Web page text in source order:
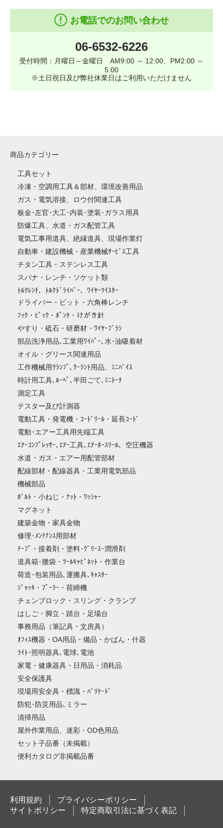
お電話でのお問い合わせ
06-6532-6226
受付時間：月曜日～金曜日 AM9:00 ～ 12:00、PM2:00 ～
5:00
※土日祝日及び弊社休業日はご利用いただけません
商品カテゴリー
工具セット
冷凍・空調用工具＆部材、環境改善用品
ガス・電気溶接、ロウ付関連工具
板金･左官･大工･内装･塗装･ガラス用具
防爆工具、水道・ガス配管工具
電気工事用道具、絶縁道具、現場作業灯
自動車・建設機械・産業機械ｻｰﾋﾞｽ工具
チタン工具・ステンレス工具
スパナ・レンチ・ソケット類
ﾄﾙｸﾚﾝﾁ、ﾄﾙｸﾄﾞﾗｲﾊﾞｰ、ﾜｲﾔｰﾂｲｽﾀｰ
ドライバー・ビット・六角棒レンチ
ﾌｯｸ・ﾋﾟｯｸ・ﾎﾟﾝﾁ・けがき針
やすり・砥石・研磨材・ﾜｲﾔｰﾌﾞﾗｼ
部品洗浄用品､工業用ﾜｲﾊﾟｰ､水･油吸着材
オイル・グリース関連用品
工作機械用ｸﾗﾝﾌﾟ､ｸｰﾗﾝﾄ用品、ﾐﾆﾊﾞｲｽ
時計用工具､ﾙｰﾍﾟ､半田ごて､ﾐﾆﾄｰﾁ
測定工具
テスター及び計測器
電動工具・発電機・ｺｰﾄﾞﾘｰﾙ・延長ｺｰﾄﾞ
電動･エアー工具用先端工具
ｴｱｰｺﾝﾌﾟﾚｯｻｰ､ｴｱｰ工具､ｴｱｰﾎｰｽﾘｰﾙ、空圧機器
水道・ガス・エアー用配管部材
配線部材・配線器具・工業用電気部品
機械部品
ﾎﾞﾙﾄ・小ねじ・ﾅｯﾄ・ﾜｯｼｬｰ
マグネット
建築金物・家具金物
修理･ﾒﾝﾃﾅﾝｽ用部材
ﾃｰﾌﾟ・接着剤・塗料･ｸﾞﾘｰｽ･潤滑剤
道具箱･腰袋・ﾂｰﾙｷｬﾋﾞﾈｯﾄ・作業台
荷造･包装用品､運搬具､ｷｬｽﾀｰ
ｼﾞｬｯｷ・ﾌﾟｰﾗｰ・荷締機
チェンブロック・スリング・クランプ
はしご・脚立・踏台・足場台
事務用品（筆記具・文房具）
ｵﾌｨｽ機器・OA用品・備品・かばん・什器
ﾗｲﾄ･照明器具､電球､電池
家電・健康器具・日用品・消耗品
安全保護具
現場用安全具・標識・ﾊﾞﾘｹｰﾄﾞ
防犯･防災用品､ミラー
清掃用品
屋外作業用品、迷彩・OD色用品
セット子品番（未掲載）
便利カタログ非掲載品番
利用規約
プライバシーポリシー
サイトポリシー
特定商取引法に基づく表記